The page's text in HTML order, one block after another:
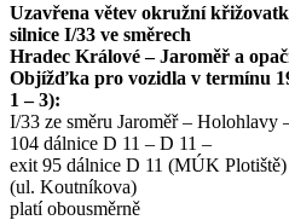
Uzavřena větev okružní
silnice I/33 ve směrech
Hradec Králové – Jaroměř a
Objížďka pro vozidla v termínu
1 – 3):
I/33 ze směru Jaroměř –
104 dálnice D 11 – D 11 –
exit 95 dálnice D 11 (MÚK
(ul. Koutníkova)
platí obousměrně